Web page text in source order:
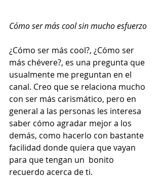
Cómo ser más cool sin mucho esfuerzo
¿Cómo ser más cool?, ¿Cómo ser
más chévere?, es una pregunta que
usualmente me preguntan en el
canal. Creo que se relaciona mucho
con ser más carismático, pero en
general a las personas les interesa
saber cómo agradar mejor a los
demás, como hacerlo con bastante
facilidad donde quiera que vayan
para que tengan un  bonito
recuerdo acerca de ti.